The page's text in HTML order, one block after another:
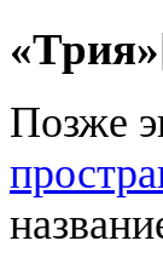
«Трия»
Позже